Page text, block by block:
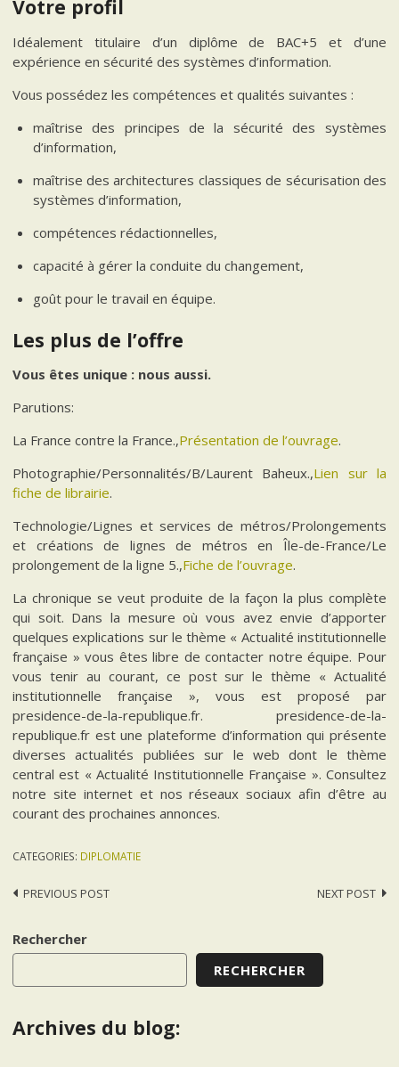
Votre profil
Idéalement titulaire d’un diplôme de BAC+5 et d’une
expérience en sécurité des systèmes d’information.
Vous possédez les compétences et qualités suivantes :
maîtrise des principes de la sécurité des systèmes
d’information,
maîtrise des architectures classiques de sécurisation des
systèmes d’information,
compétences rédactionnelles,
capacité à gérer la conduite du changement,
goût pour le travail en équipe.
Les plus de l’offre
Vous êtes unique : nous aussi.
Parutions:
La France contre la France.,Présentation de l’ouvrage.
Photographie/Personnalités/B/Laurent Baheux.,Lien sur la
fiche de librairie.
Technologie/Lignes et services de métros/Prolongements
et créations de lignes de métros en Île-de-France/Le
prolongement de la ligne 5.,Fiche de l’ouvrage.
La chronique se veut produite de la façon la plus complète
qui soit. Dans la mesure où vous avez envie d’apporter
quelques explications sur le thème « Actualité institutionnelle
française » vous êtes libre de contacter notre équipe. Pour
vous tenir au courant, ce post sur le thème « Actualité
institutionnelle française », vous est proposé par
presidence-de-la-republique.fr. presidence-de-la-
republique.fr est une plateforme d’information qui présente
diverses actualités publiées sur le web dont le thème
central est « Actualité Institutionnelle Française ». Consultez
notre site internet et nos réseaux sociaux afin d’être au
courant des prochaines annonces.
CATEGORIES: DIPLOMATIE
Post
PREVIOUS POST NEXT POST
Rechercher
RECHERCHER
Archives du blog: